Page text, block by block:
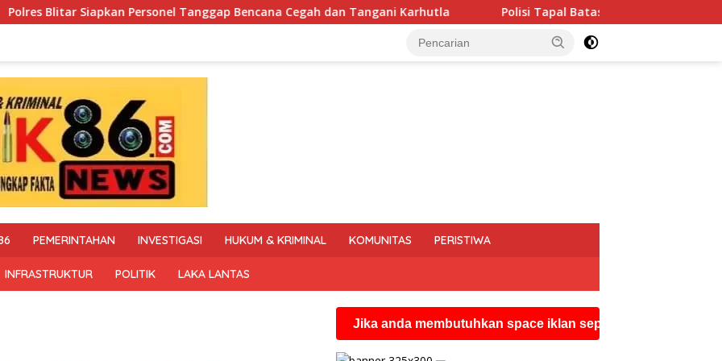
Tanggap Bencana Cegah dan Tangani Karhutla Polisi Tapal Batas dan Pedalaman Hoegeng Awards 2026 Diraih
PEMERINTAHAN INVESTIGASI HUKUM & KRIMINAL KOMUNITAS PERISTIWA
INFRASTRUKTUR POLITIK LAKA LANTAS
Jika anda membutuhkan space iklan seperti ini silahkan hubungi